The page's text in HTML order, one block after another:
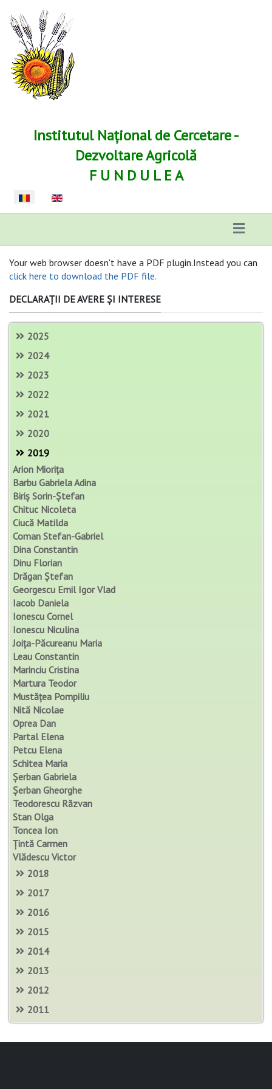
Institutul Național de Cercetare -
Dezvoltare Agricolă
F U N D U L E A
Selectați limba dvs
Your web browser doesn't have a PDF plugin.Instead you can
click here to download the PDF file.
DECLARAȚII DE AVERE ȘI INTERESE
2025
2024
2023
2022
2021
2020
2019
Arion Miorița
Barbu Gabriela Adina
Biriș Sorin-Ștefan
Chituc Nicoleta
Ciucă Matilda
Coman Stefan-Gabriel
Dina Constantin
Dinu Florian
Drăgan Ștefan
Georgescu Emil Igor Vlad
Iacob Daniela
Ionescu Cornel
Ionescu Niculina
Joița-Păcureanu Maria
Leau Constantin
Marinciu Cristina
Martura Teodor
Mustățea Pompiliu
Nită Nicolae
Oprea Dan
Partal Elena
Petcu Elena
Schitea Maria
Șerban Gabriela
Șerban Gheorghe
Teodorescu Răzvan
Stan Olga
Toncea Ion
Țintă Carmen
Vlădescu Victor
2018
2017
2016
2015
2014
2013
2012
2011